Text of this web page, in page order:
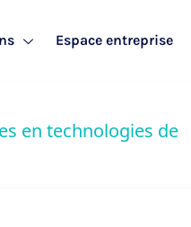
Espace entreprise
en technologies de